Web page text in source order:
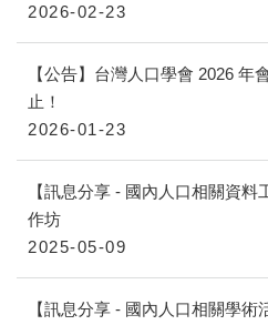
2026-02-23
【公告】台灣人口學會 2026 年
止！
2026-01-23
【訊息分享 - 國內人口相關資
作坊
2025-05-09
【訊息分享 - 國內人口相關學